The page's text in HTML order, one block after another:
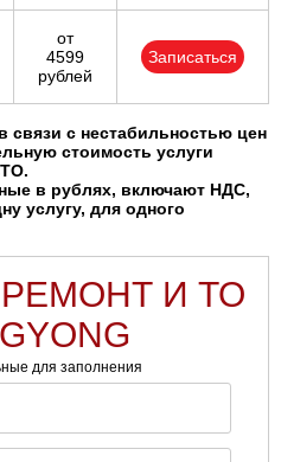
от
4599
рублей
Записаться
с нестабильностью цен
стоимость услуги
в рублях, включают НДС,
услугу, для одного
И ТО
для заполнения